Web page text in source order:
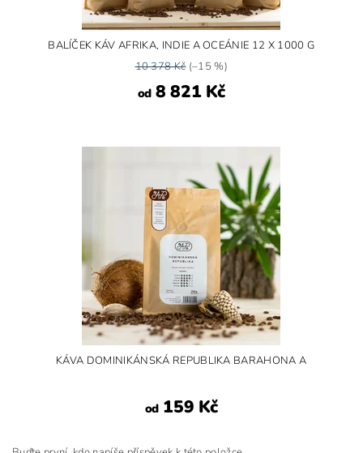
BALÍČEK KÁV AFRIKA, INDIE A OCEÁNIE 12 X 1000 G
10 378 Kč(–15 %)
od8 821 Kč
KÁVA DOMINIKÁNSKÁ REPUBLIKA BARAHONA A
od159 Kč